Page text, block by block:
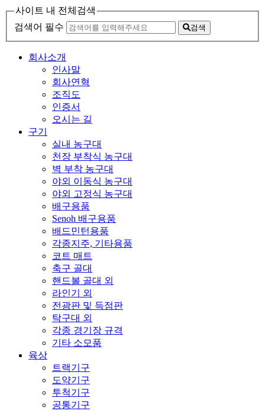
사이트 내 전체검색
검색어 필수
검색
회사소개
인사말
회사연혁
조직도
인증서
오시는 길
구기
실내 농구대
천장 부착식 농구대
벽 부착 농구대
야외 이동식 농구대
야외 고정식 농구대
배구용품
Senoh 배구용품
배드민턴용품
각종지주, 기타용품
코트 매트
축구 골대
핸드볼 골대 외
라인기 외
전광판 및 득점판
탁구대 외
각종 경기장 규격
기타 소모품
육상
트랙기구
도약기구
투척기구
공통기구